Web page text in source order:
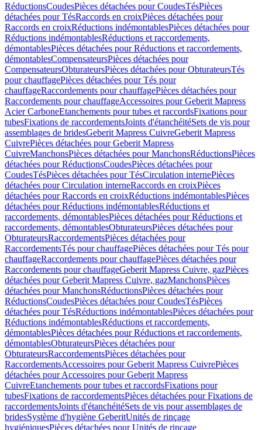
RéductionsCoudesPièces détachées pour CoudesTésPièces
détachées pour TésRaccords en croixPièces détachées pour
Raccords en croixRéductions indémontablesPièces détachées pour
Réductions indémontablesRéductions et raccordements,
démontablesPièces détachées pour Réductions et raccordements,
démontablesCompensateursPièces détachées pour
CompensateursObturateursPièces détachées pour ObturateursTés
pour chauffagePièces détachées pour Tés pour
chauffageRaccordements pour chauffagePièces détachées pour
Raccordements pour chauffageAccessoires pour Geberit Mapress
Acier CarboneEtanchements pour tubes et raccordsFixations pour
tubesFixations de raccordementsJoints d'étanchéitéSets de vis pour
assemblages de bridesGeberit Mapress CuivreGeberit Mapress
CuivrePièces détachées pour Geberit Mapress
CuivreManchonsPièces détachées pour ManchonsRéductionsPièces
détachées pour RéductionsCoudesPièces détachées pour
CoudesTésPièces détachées pour TésCirculation internePièces
détachées pour Circulation interneRaccords en croixPièces
détachées pour Raccords en croixRéductions indémontablesPièces
détachées pour Réductions indémontablesRéductions et
raccordements, démontablesPièces détachées pour Réductions et
raccordements, démontablesObturateursPièces détachées pour
ObturateursRaccordementsPièces détachées pour
RaccordementsTés pour chauffagePièces détachées pour Tés pour
chauffageRaccordements pour chauffagePièces détachées pour
Raccordements pour chauffageGeberit Mapress Cuivre, gazPièces
détachées pour Geberit Mapress Cuivre, gazManchonsPièces
détachées pour ManchonsRéductionsPièces détachées pour
RéductionsCoudesPièces détachées pour CoudesTésPièces
détachées pour TésRéductions indémontablesPièces détachées pour
Réductions indémontablesRéductions et raccordements,
démontablesPièces détachées pour Réductions et raccordements,
démontablesObturateursPièces détachées pour
ObturateursRaccordementsPièces détachées pour
RaccordementsAccessoires pour Geberit Mapress CuivrePièces
détachées pour Accessoires pour Geberit Mapress
CuivreEtanchements pour tubes et raccordsFixations pour
tubesFixations de raccordementsPièces détachées pour Fixations de
raccordementsJoints d'étanchéitéSets de vis pour assemblages de
bridesSystème d'hygiène GeberitUnités de rinçage
hygiéniquesPièces détachées pour Unités de rinçage